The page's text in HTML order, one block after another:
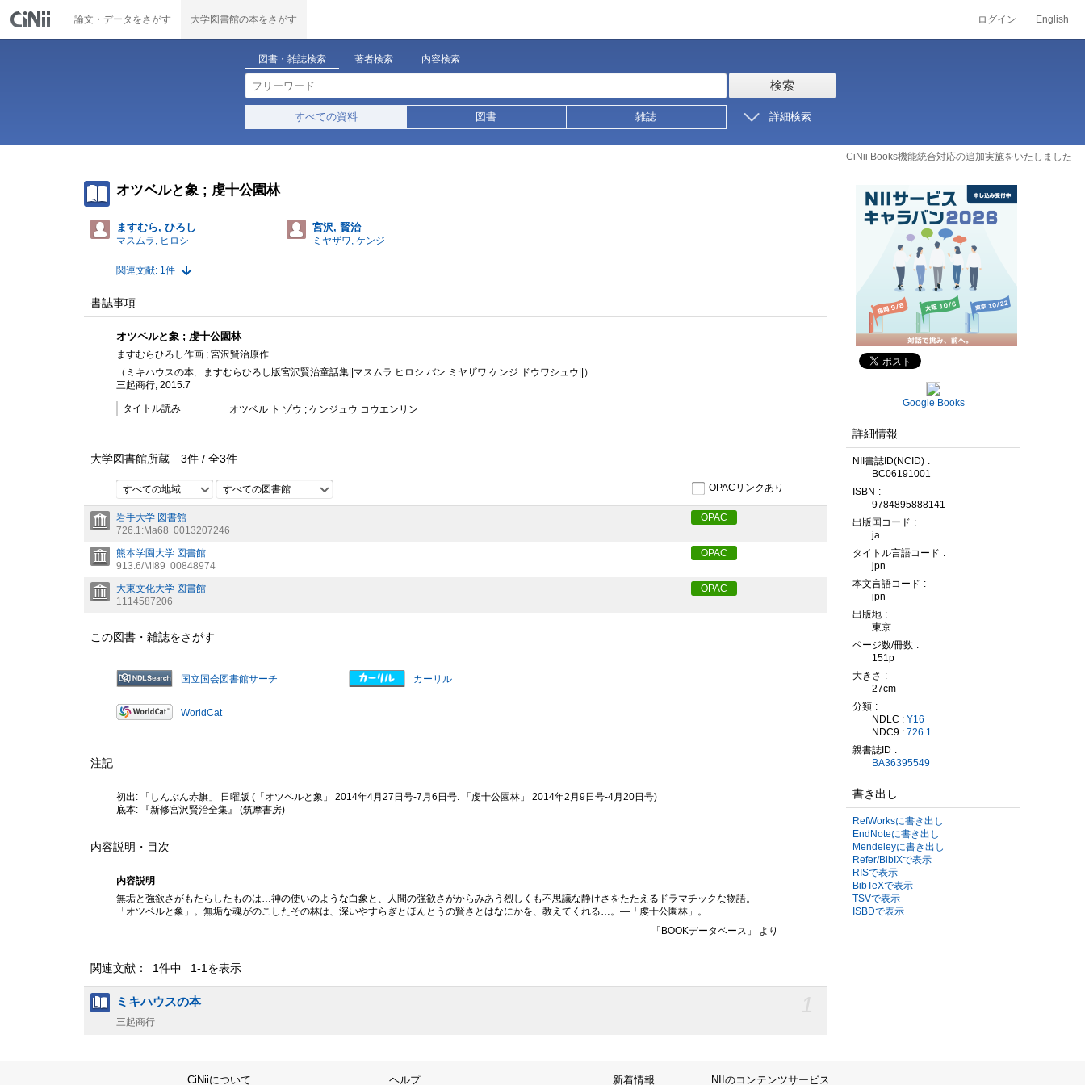
論文・データをさがす 大学図書館の本をさがす ログイン English
図書・雑誌検索 著者検索 内容検索
検索
すべての資料 図書 雑誌 詳細検索
CiNii Books機能統合対応の追加実施をいたしました
オツベルと象 ; 虔十公園林
ますむら, ひろし
マスムラ, ヒロシ
宮沢, 賢治
ミヤザワ, ケンジ
関連文献: 1件
書誌事項
オツベルと象 ; 虔十公園林
ますむらひろし作画 ; 宮沢賢治原作
（ミキハウスの本, . ますむらひろし版宮沢賢治童話集||マスムラ ヒロシ バン ミヤザワ ケンジ ドウワシュウ||）
三起商行, 2015.7
タイトル読み オツベル ト ゾウ ; ケンジュウ コウエンリン
大学図書館所蔵 3件 / 全3件
すべての地域 すべての図書館 OPACリンクあり
岩手大学 図書館
726.1:Ma68 0013207246
OPAC
熊本学園大学 図書館
913.6/MI89 00848974
OPAC
大東文化大学 図書館
1114587206
OPAC
この図書・雑誌をさがす
国立国会図書館サーチ カーリル
WorldCat
注記
初出: 「しんぶん赤旗」 日曜版 (「オツベルと象」 2014年4月27日号-7月6日号. 「虔十公園林」 2014年2月9日号-4月20日号)
底本: 『新修宮沢賢治全集』 (筑摩書房)
内容説明・目次
内容説明
無垢と強欲さがもたらしたものは…神の使いのような白象と、人間の強欲さがからみあう烈しくも不思議な静けさをたたえるドラマチックな物語。—
「オツベルと象」。無垢な魂がのこしたその林は、深いやすらぎとほんとうの賢さとはなにかを、教えてくれる…。—「虔十公園林」。
「BOOKデータベース」 より
関連文献： 1件中 1-1を表示
ミキハウスの本
三起商行
Google Books
詳細情報
NII書誌ID(NCID)
BC06191001
ISBN
9784895888141
出版国コード
ja
タイトル言語コード
jpn
本文言語コード
jpn
出版地
東京
ページ数/冊数
151p
大きさ
27cm
分類
NDLC : Y16
NDC9 : 726.1
親書誌ID
BA36395549
書き出し
RefWorksに書き出し
EndNoteに書き出し
Mendeleyに書き出し
Refer/BibIXで表示
RISで表示
BibTeXで表示
TSVで表示
ISBDで表示
CiNiiについて ヘルプ 新着情報 NIIのコンテンツサービス